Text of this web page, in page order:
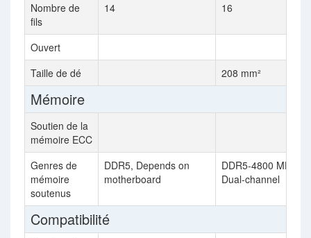
Nombre de
fils
14 16
Ouvert
Taille de dé
208 mm²
Mémoire
Soutien de la
mémoire ECC
Genres de
mémoire
soutenus
DDR5, Depends on
motherboard
DDR5-4800 MHz,
Dual-channel
Compatibilité